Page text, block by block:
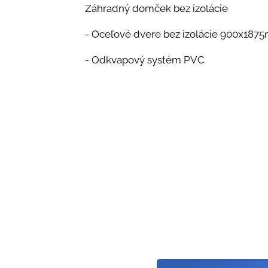
Záhradný domček bez izolácie
- Oceľové dvere bez izolácie
- Odkvapový systém PVC